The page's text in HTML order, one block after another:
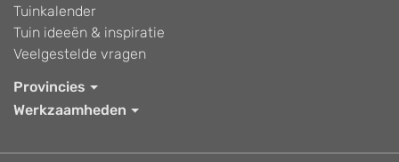
Tuinkalender
Tuin ideeën & inspiratie
Veelgestelde vragen
Provincies
Werkzaamheden